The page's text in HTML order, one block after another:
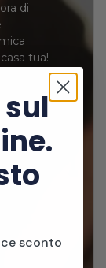
di
tua!
sul
sconto